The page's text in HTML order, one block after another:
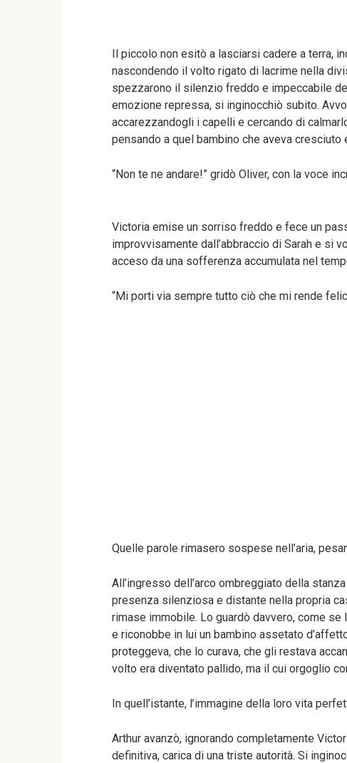
Il piccolo non esitò a lasciarsi cadere a terra,
nascondendo il volto rigato di lacrime nella
spezzarono il silenzio freddo e impeccabile
emozione repressa, si inginocchiò subito.
accarezzandogli i capelli e cercando di
pensando a quel bambino che aveva
“Non te ne andare!” gridò Oliver, con la voce
Victoria emise un sorriso freddo e fece un
improvvisamente dall’abbraccio di Sarah e si
acceso da una sofferenza accumulata nel
“Mi porti via sempre tutto ciò che mi rende
Quelle parole rimasero sospese nell’aria,
All’ingresso dell’arco ombreggiato della
presenza silenziosa e distante nella propria
rimase immobile. Lo guardò davvero, come
e riconobbe in lui un bambino assetato
proteggeva, che lo curava, che gli restava
volto era diventato pallido, ma il cui orgoglio
In quell’istante, l’immagine della loro vita
Arthur avanzò, ignorando completamente
definitiva, carica di una triste autorità. Si